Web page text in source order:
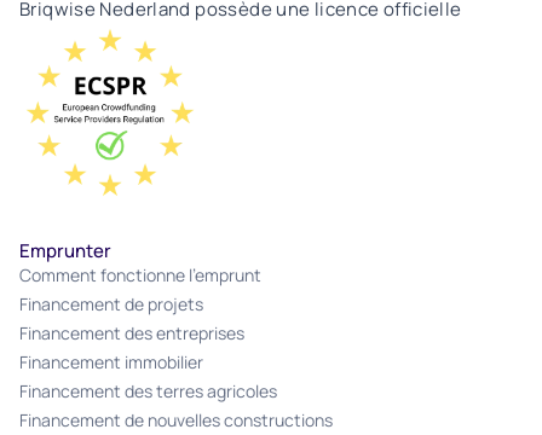
Briqwise Nederland possède une licence officielle
Emprunter
Comment fonctionne l'emprunt
Financement de projets
Financement des entreprises
Financement immobilier
Financement des terres agricoles
Financement de nouvelles constructions